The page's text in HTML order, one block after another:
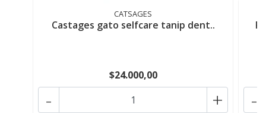
CATSAGES
Castages gato selfcare tanip dent..
$24.000,00
- + -